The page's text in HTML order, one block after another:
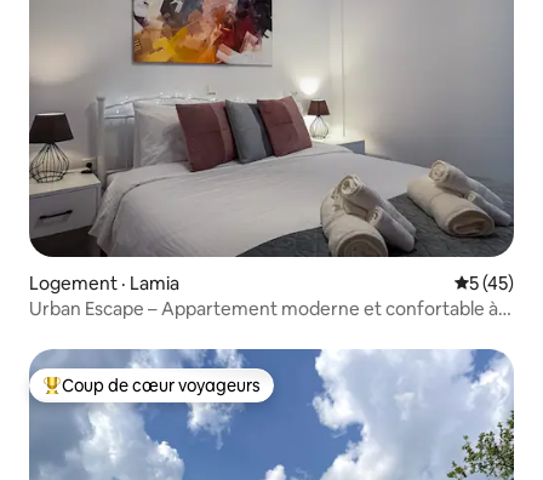
Logement · Lamia Note
5 (45)
Urban Escape – Appartement moderne et confortable à
Coup de cœur voyageurs parmi les plus aimés
Coup de cœur voyageurs